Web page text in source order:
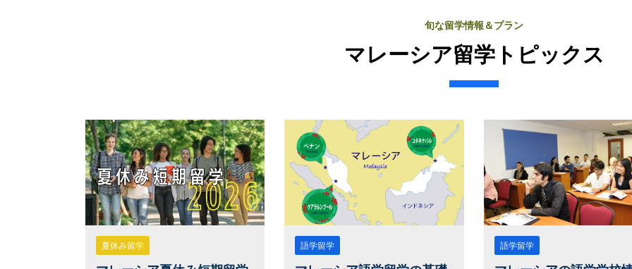
旬な留学情報＆プラン
マレーシア留学トピックス
夏休み留学 語学留学 語学留学